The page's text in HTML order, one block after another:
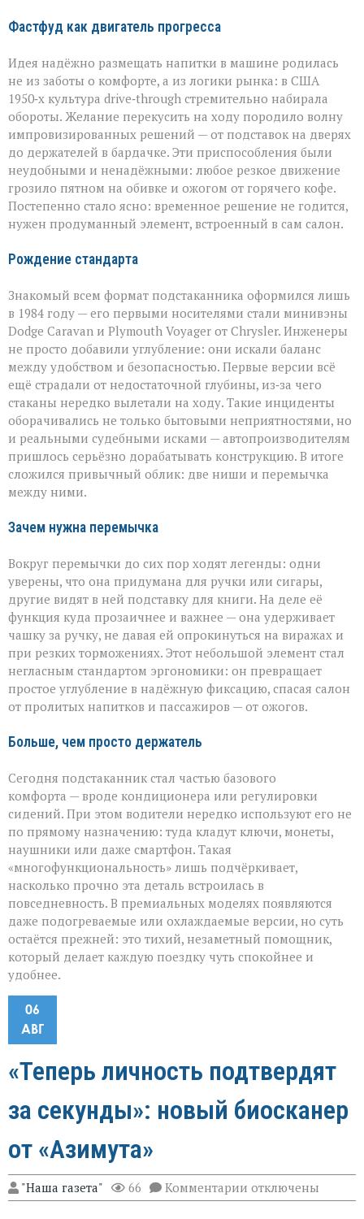
Фастфуд как двигатель прогресса
Идея надёжно размещать напитки в машине родилась
не из заботы о комфорте, а из логики рынка: в США
1950‑х культура drive‑through стремительно набирала
обороты. Желание перекусить на ходу породило волну
импровизированных решений — от подставок на дверях
до держателей в бардачке. Эти приспособления были
неудобными и ненадёжными: любое резкое движение
грозило пятном на обивке и ожогом от горячего кофе.
Постепенно стало ясно: временное решение не годится,
нужен продуманный элемент, встроенный в сам салон.
Рождение стандарта
Знакомый всем формат подстаканника оформился лишь
в 1984 году — его первыми носителями стали минивэны
Dodge Caravan и Plymouth Voyager от Chrysler. Инженеры
не просто добавили углубление: они искали баланс
между удобством и безопасностью. Первые версии всё
ещё страдали от недостаточной глубины, из‑за чего
стаканы нередко вылетали на ходу. Такие инциденты
оборачивались не только бытовыми неприятностями, но
и реальными судебными исками — автопроизводителям
пришлось серьёзно дорабатывать конструкцию. В итоге
сложился привычный облик: две ниши и перемычка
между ними.
Зачем нужна перемычка
Вокруг перемычки до сих пор ходят легенды: одни
уверены, что она придумана для ручки или сигары,
другие видят в ней подставку для книги. На деле её
функция куда прозаичнее и важнее — она удерживает
чашку за ручку, не давая ей опрокинуться на виражах и
при резких торможениях. Этот небольшой элемент стал
негласным стандартом эргономики: он превращает
простое углубление в надёжную фиксацию, спасая салон
от пролитых напитков и пассажиров — от ожогов.
Больше, чем просто держатель
Сегодня подстаканник стал частью базового
комфорта — вроде кондиционера или регулировки
сидений. При этом водители нередко используют его не
по прямому назначению: туда кладут ключи, монеты,
наушники или даже смартфон. Такая
«многофункциональность» лишь подчёркивает,
насколько прочно эта деталь встроилась в
повседневность. В премиальных моделях появляются
даже подогреваемые или охлаждаемые версии, но суть
остаётся прежней: это тихий, незаметный помощник,
который делает каждую поездку чуть спокойнее и
удобнее.
06
АВГ
«Теперь личность подтвердят
за секунды»: новый биосканер
от «Азимута»
"Наша газета" 66 Комментарии к
записи
отключены